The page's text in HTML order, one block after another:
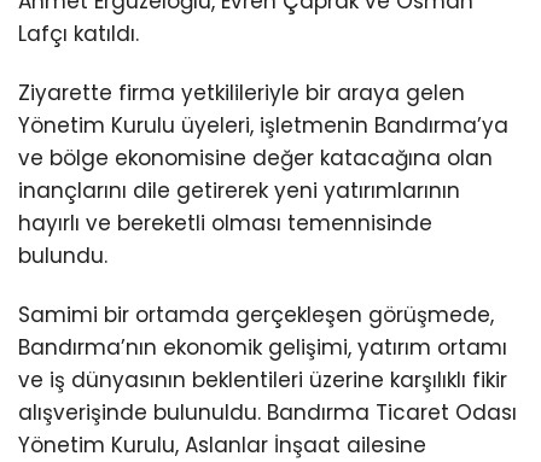
Lafçı katıldı.
Ziyarette firma yetkilileriyle bir araya gelen
Yönetim Kurulu üyeleri, işletmenin Bandırma’ya
ve bölge ekonomisine değer katacağına olan
inançlarını dile getirerek yeni yatırımlarının
hayırlı ve bereketli olması temennisinde
bulundu.
Samimi bir ortamda gerçekleşen görüşmede,
Bandırma’nın ekonomik gelişimi, yatırım ortamı
ve iş dünyasının beklentileri üzerine karşılıklı fikir
alışverişinde bulunuldu. Bandırma Ticaret Odası
Yönetim Kurulu, Aslanlar İnşaat ailesine